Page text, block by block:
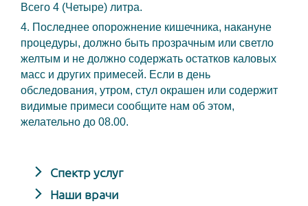
Всего 4 (Четыре) литра.
4. Последнее опорожнение кишечника, накануне
процедуры, должно быть прозрачным или светло
желтым и не должно содержать остатков каловых
масс и других примесей. Если в день
обследования, утром, стул окрашен или содержит
видимые примеси сообщите нам об этом,
желательно до 08.00.
Спектр услуг
Наши врачи